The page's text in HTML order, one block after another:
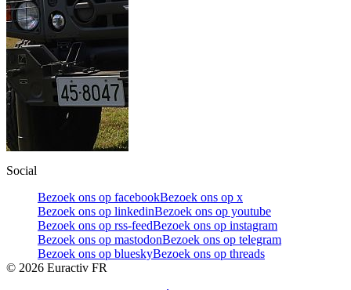
Social
Bezoek ons op facebookBezoek ons op x
Bezoek ons op linkedinBezoek ons op youtube
Bezoek ons op rss-feedBezoek ons op instagram
Bezoek ons op mastodonBezoek ons op telegram
Bezoek ons op blueskyBezoek ons op threads
© 2026 Euractiv FR